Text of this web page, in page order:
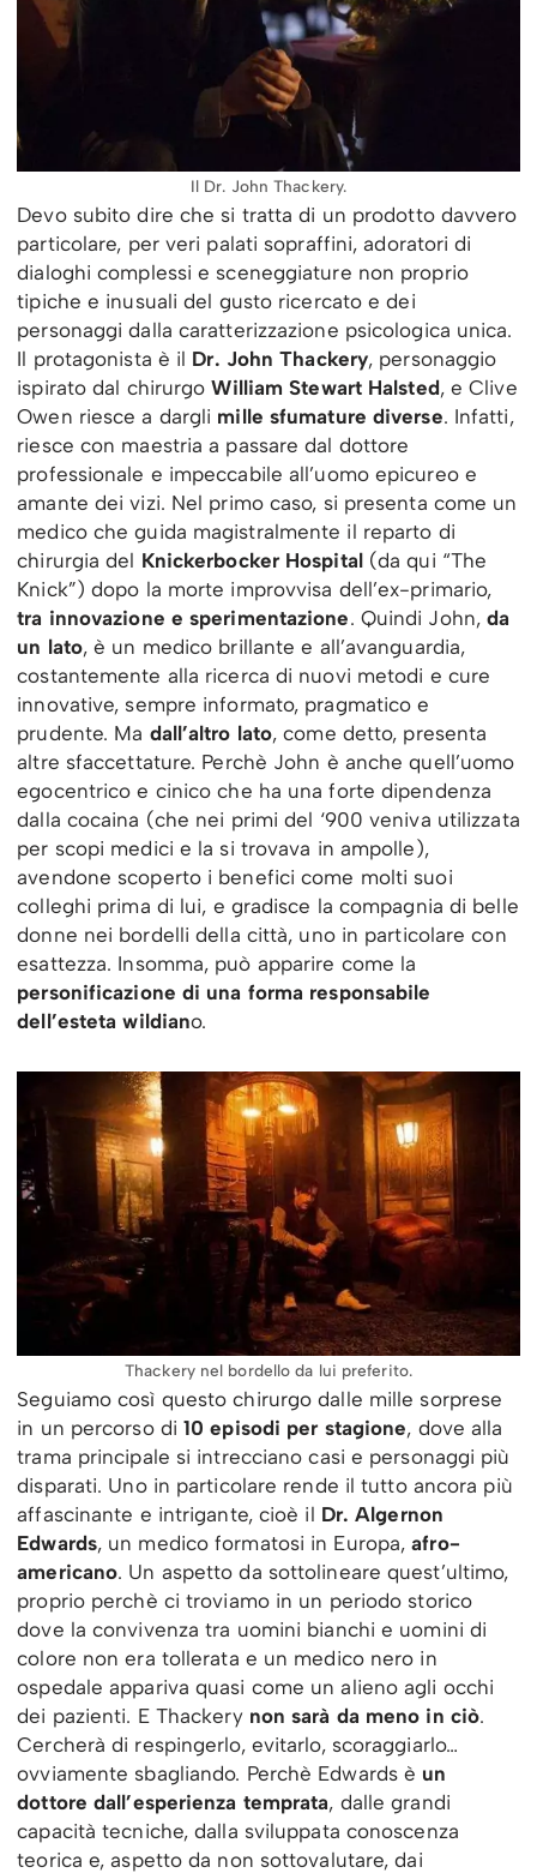
Il Dr. John Thackery.
Devo subito dire che si tratta di un prodotto davvero
particolare, per veri palati sopraffini, adoratori di
dialoghi complessi e sceneggiature non proprio
tipiche e inusuali del gusto ricercato e dei
personaggi dalla caratterizzazione psicologica unica.
Il protagonista è il Dr. John Thackery, personaggio
ispirato dal chirurgoWilliam Stewart Halsted, e Clive
Owen riesce a dargli mille sfumature diverse. Infatti,
riesce con maestria a passare dal dottore
professionale e impeccabile all’uomo epicureo e
amante dei vizi. Nel primo caso, si presenta come un
medico che guida magistralmente il reparto di
chirurgia del Knickerbocker Hospital(da qui “The
Knick”) dopo la morte improvvisa dell’ex-primario,
tra innovazione e sperimentazione. Quindi John,da
un lato, è un medico brillante e all’avanguardia,
costantemente alla ricerca di nuovi metodi e cure
innovative, sempre informato, pragmatico e
prudente. Ma dall’altro lato, come detto, presenta
altre sfaccettature. Perchè John è anche quell’uomo
egocentrico e cinico che ha una forte dipendenza
dalla cocaina (che nei primi del ‘900 veniva utilizzata
per scopi medici e la si trovava in ampolle),
avendone scoperto i benefici come molti suoi
colleghi prima di lui, e gradisce la compagnia di belle
donne nei bordelli della città, uno in particolare con
esattezza. Insomma, può apparire come la
personificazione di una forma responsabile
dell’esteta wildiano.
Thackery nel bordello da lui preferito.
Seguiamo così questo chirurgo dalle mille sorprese
in un percorso di 10 episodi per stagione, dove alla
trama principale si intrecciano casi e personaggi più
disparati. Uno in particolare rende il tutto ancora più
affascinante e intrigante, cioè il Dr. Algernon
Edwards, un medico formatosi in Europa,afro-
americano. Un aspetto da sottolineare quest’ultimo,
proprio perchè ci troviamo in un periodo storico
dove la convivenza tra uomini bianchi e uomini di
colore non era tollerata e un medico nero in
ospedale appariva quasi come un alieno agli occhi
dei pazienti. E Thackery non sarà da meno in ciò.
Cercherà di respingerlo, evitarlo, scoraggiarlo…
ovviamente sbagliando. Perchè Edwards è un
dottore dall’esperienza temprata, dalle grandi
capacità tecniche, dalla sviluppata conoscenza
teorica e, aspetto da non sottovalutare, dai